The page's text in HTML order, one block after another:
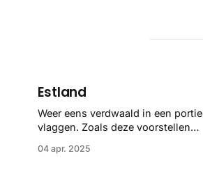
Estland
Weer eens verdwaald in een portie
vlaggen. Zoals deze voorstellen
Kruis. Beetje gemiste kans wel,
04 apr. 2025